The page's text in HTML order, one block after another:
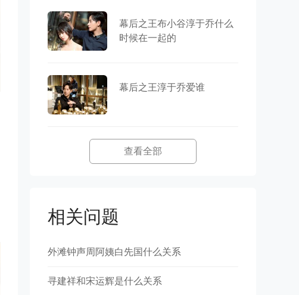
幕后之王布小谷淳于乔什么
时候在一起的
幕后之王淳于乔爱谁
查看全部
相关问题
外滩钟声周阿姨白先国什么关系
寻建祥和宋运辉是什么关系